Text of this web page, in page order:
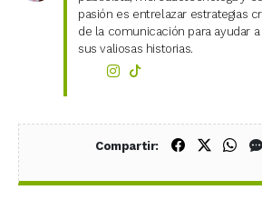
pasión es entrelazar estrategias
de la comunicación para ayudar
sus valiosas historias.
Compartir: Compartir